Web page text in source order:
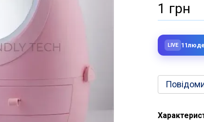
1 грн
LIVE 11